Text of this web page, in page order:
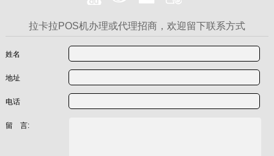
拉卡拉POS机办理或代理招商，欢迎留下联系方式
姓名
地址
电话
留 言: